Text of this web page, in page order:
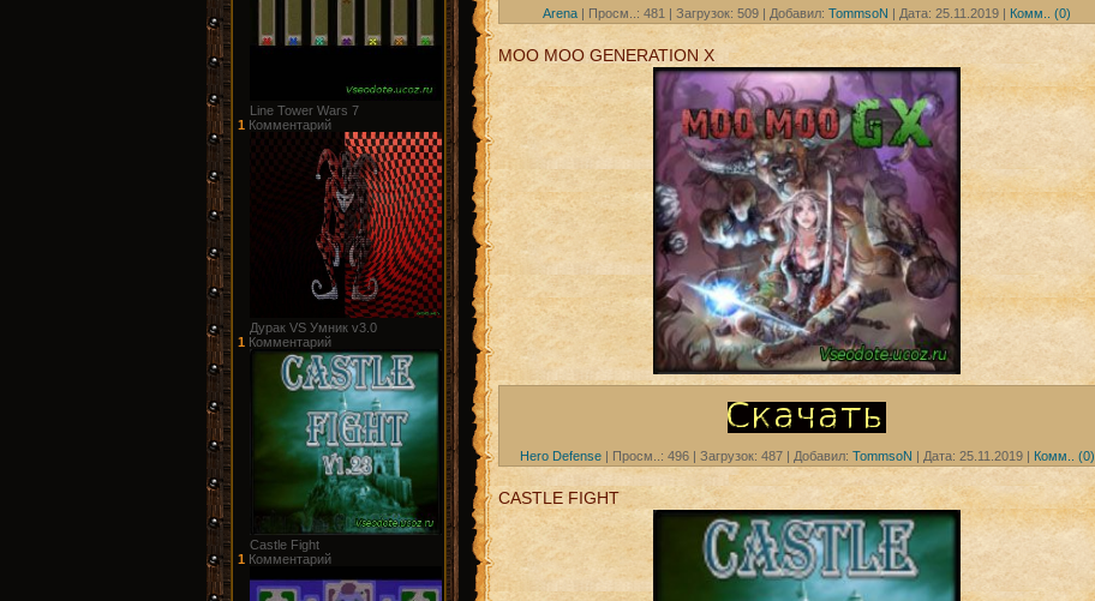
Line Tower Wars 7
1 Комментарий
Дурак VS Умник v3.0
1 Комментарий
Castle Fight
1 Комментарий
Arena | Просм..: 481 | Загрузок: 509 | Добавил: TommsoN | Дата: 25.11.2019 | Комм.. (0)
MOO MOO GENERATION X
Hero Defense| Просм..: 496| Загрузок: 487| Добавил: TommsoN | Дата: 25.11.2019 | Комм.. (0)
CASTLE FIGHT